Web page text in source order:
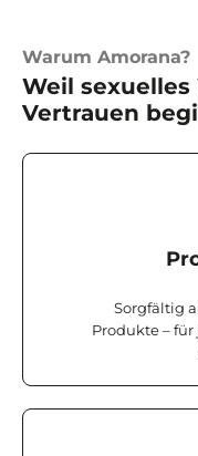
Warum Amorana?
Weil
Vertrauen
Sorgfältig
Produkte –